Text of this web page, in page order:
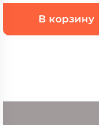
В корзину